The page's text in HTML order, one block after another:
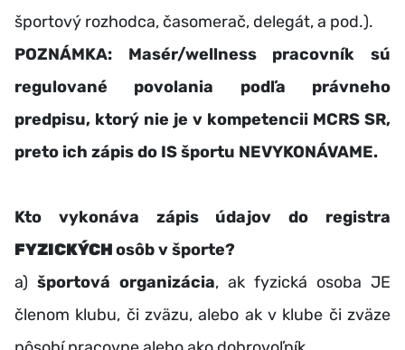
športový rozhodca, časomerač, delegát, a pod.).
POZNÁMKA: Masér/wellness pracovník sú
regulované povolania podľa právneho
predpisu, ktorý nie je v kompetencii MCRS SR,
preto ich zápis do IS športu NEVYKONÁVAME.
Kto vykonáva zápis údajov do registra
FYZICKÝCHosôb v športe?
a) športová organizácia, ak fyzická osoba JE
členom klubu, či zväzu, alebo ak v klube či zväze